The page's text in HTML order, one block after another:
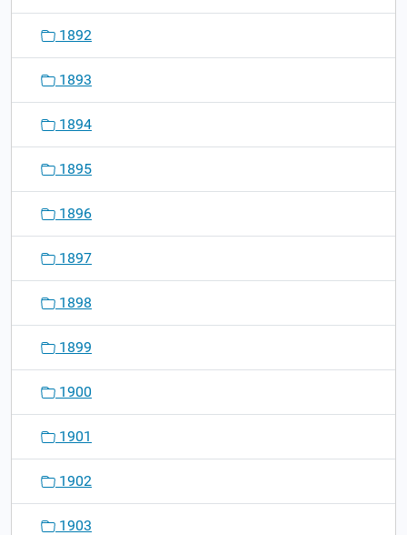
1892
1893
1894
1895
1896
1897
1898
1899
1900
1901
1902
1903